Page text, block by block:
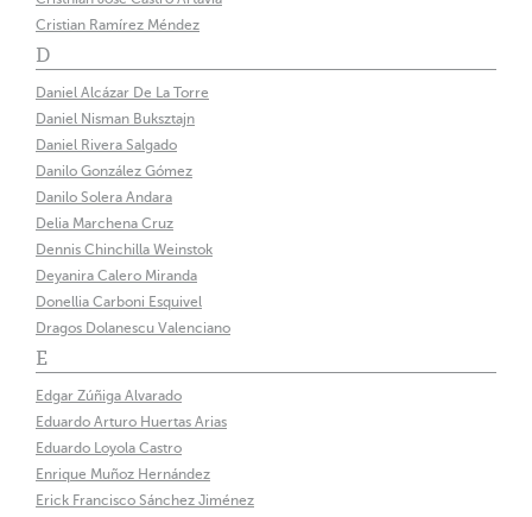
Cristian Ramírez Méndez
D
Daniel Alcázar De La Torre
Daniel Nisman Buksztajn
Daniel Rivera Salgado
Danilo González Gómez
Danilo Solera Andara
Delia Marchena Cruz
Dennis Chinchilla Weinstok
Deyanira Calero Miranda
Donellia Carboni Esquivel
Dragos Dolanescu Valenciano
E
Edgar Zúñiga Alvarado
Eduardo Arturo Huertas Arias
Eduardo Loyola Castro
Enrique Muñoz Hernández
Erick Francisco Sánchez Jiménez